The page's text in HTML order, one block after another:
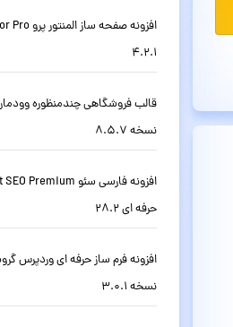
4.2.1
نسخه 8.5.7
حرفه ای 28.2
نسخه 3.0.1